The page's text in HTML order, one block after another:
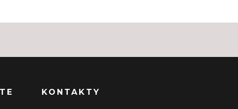
KONTAKTY